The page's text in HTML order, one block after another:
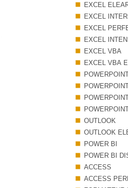
EXCEL
EXCEL
EXCEL
EXCEL
EXCEL VBA
EXCEL VBA
OUTLOOK
OUTLOOK
POWER BI
POWER BI
ACCESS
ACCESS